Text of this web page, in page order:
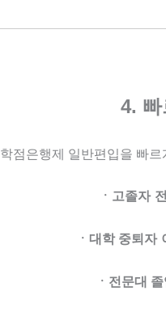
4. 빠
학점은행제 일반편입을 빠르
ㆍ고졸자
ㆍ대학 중퇴자
ㆍ전문대